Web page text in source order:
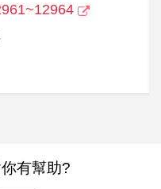
よると、患者は長年
制限を受けており、術
幅な機能回復が見られ
年4月、FJCUHとパ
有幫助?